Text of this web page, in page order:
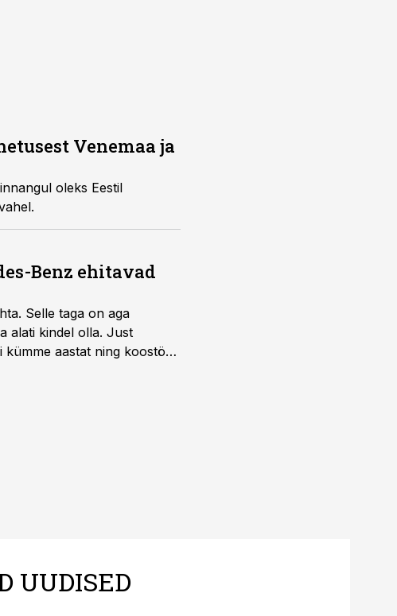
Venemaa ja
oleks Eestil
Benz ehitavad
Selle taga on aga
alati kindel olla. Just
aastat ning koostöö
UUDISED